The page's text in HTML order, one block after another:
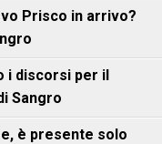
Prisco in arrivo?
i discorsi per il
Sangro
è presente solo